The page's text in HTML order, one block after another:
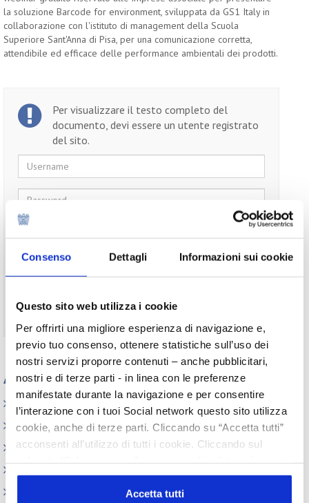
Consenso Dettagli Informazioni sui cookie
Questo sito web utilizza i cookie
Per offrirti una migliore esperienza di navigazione e,
previo tuo consenso, ottenere statistiche sull’uso dei
nostri servizi proporre contenuti – anche pubblicitari,
nostri e di terze parti - in linea con le preferenze
manifestate durante la navigazione e per consentire
l’interazione con i tuoi Social network questo sito utilizza
cookie, anche di terze parti. Cliccando su “Accetta tutti”
acconsenti all’utilizzo di tutti i cookie. Cliccando sul
o profilazione viene utilizzato. Cliccando su
“Personalizza le scelte” è possibile esprimere la propria
Accetta tutti
la soluzione Barcode for environment, sviluppata da GS1 Italy in
collaborazione con l'istituto di management della Scuola
Superiore Sant'Anna di Pisa, per una comunicazione corretta,
attendibile ed efficace delle performance ambientali dei prodotti.
Per visualizzare il testo completo del
documento, devi essere un utente registrato
del sito.
Username
Password
Ricordami
Non ti sei ancora registrato?
Appuntamenti
Assemblea
Convegno tecnico internazionale